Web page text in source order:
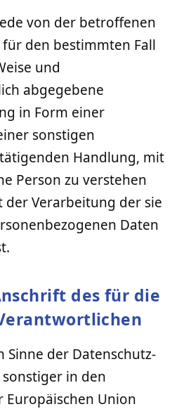
von der betroffenen
den bestimmten Fall
und
abgegebene
in Form einer
sonstigen
Handlung, mit
Person zu verstehen
der Verarbeitung der sie
Daten
des für die
der Datenschutz-
in den
Union